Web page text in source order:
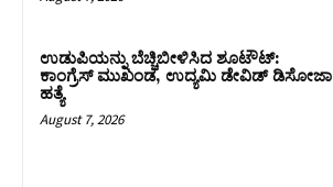
ಉಡುಪಿಯನ್ನು ಬೆಚ್ಚಿಬೀಳಿಸಿದ ಶೂಟೌಟ್‌:
ಕಾಂಗ್ರೆಸ್‌ ಮುಖಂಡ, ಉದ್ಯಮಿ ಡೇವಿಡ್ ಡಿಸೋಜಾ
ಹತ್ಯೆ
August 7, 2026